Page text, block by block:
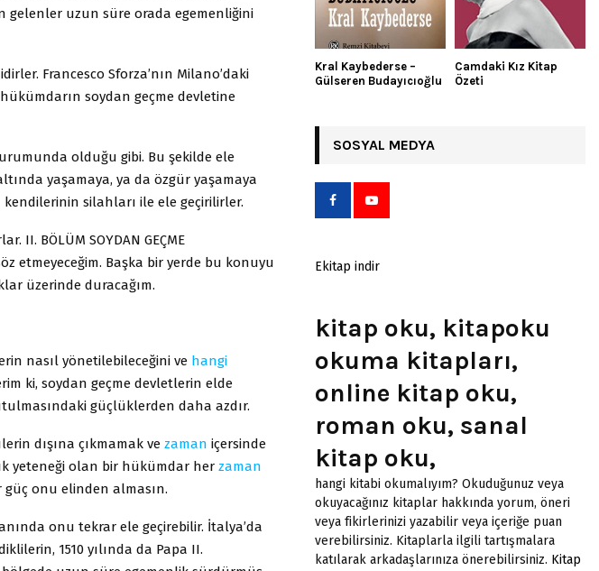
gelenler uzun süre orada egemenliğini
Francesco Sforza’nın Milano’daki
soydan geçme devletine
olduğu gibi. Bu şekilde ele
yaşamaya, ya da özgür yaşamaya
kendilerinin silahları ile ele geçirilirler.
II. BÖLÜM SOYDAN GEÇME
etmeyeceğim. Başka bir yerde bu konuyu
üzerinde duracağım.
nasıl yönetilebileceğini ve hangi
ki, soydan geçme devletlerin elde
güçlüklerden daha azdır.
dışına çıkmamak ve zaman içersinde
yeteneği olan bir hükümdar her zaman
onu elinden almasın.
onu tekrar ele geçirebilir. İtalya’da
1510 yılında da Papa II.
Kral Kaybederse –
Gülseren Budayıcıoğlu
Camdaki Kız Kitap
Özeti
SOSYAL MEDYA
Ekitap indir
kitap oku, kitapoku
okuma kitapları,
online kitap oku,
roman oku, sanal
kitap oku,
hangi kitabi okumalıyım? Okuduğunuz veya
okuyacağınız kitaplar hakkında yorum, öneri
veya fikirlerinizi yazabilir veya içeriğe puan
verebilirsiniz. Kitaplarla ilgili tartışmalara
katılarak arkadaşlarınıza önerebilirsiniz. Kitap